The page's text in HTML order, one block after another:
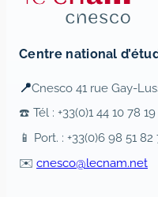
Centre national
📍Cnesco 41 rue Gay-
☎️ Tél : +33(0)1 44 10 78 19
📱 Port. : +33(0)6 98 51 82
✉️ cnesco@lecnam.net